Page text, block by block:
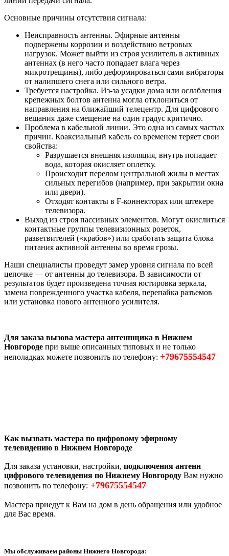
Основные причины отсутствия сигнала:
Неисправность антенны. Эфирные антенны
подвержены коррозии и воздействию ветровых
нагрузок. Может выйти из строя усилитель в активных
антеннах (в него часто попадает влага через
микротрещины), либо деформироваться сами вибраторы
от налипшего снега или сильного ветра.
Требуется настройка. Из-за усадки дома или ослабления
крепежных болтов антенна могла отклониться от
направления на ближайший телецентр. Для цифрового
вещания даже смещение на один градус критично.
Проблема в кабельной линии. Это одна из самых частых
причин. Коаксиальный кабель со временем теряет свои
свойства:
Разрушается внешняя изоляция, внутрь попадает
вода, которая окисляет оплетку.
Происходит перелом центральной жилы в местах
сильных перегибов (например, при закрытии окна
или двери).
Отходят контакты в F-коннекторах или штекере
телевизора.
Выход из строя пассивных элементов. Могут окислиться
контактные группы телевизионных розеток,
разветвителей («крабов») или сработать защита блока
питания активной антенны во время грозы.
Наши специалисты проведут замер уровня сигнала по всей
цепочке — от антенны до телевизора. В зависимости от
результатов будет произведена точная юстировка зеркала,
замена поврежденного участка кабеля, перепайка разъемов
или установка нового антенного усилителя.
Для заказа вызова мастера антеннщика в Нижнем
Новгороде при выше описанных типовых и не только
неполадках можете позвонить по телефону: +79675554547
Как вызвать мастера по цифровому эфирному
телевидению в Нижнем Новгороде
Для заказа установки, настройки, подключения антенн
цифрового телевидения по Нижнему Новгороду Вам нужно
позвонить по телефону: +79675554547
Мастера приедут к Вам на дом в день обращения или удобное
для Вас время.
Мы обслуживаем районы Нижнего Новгорода: